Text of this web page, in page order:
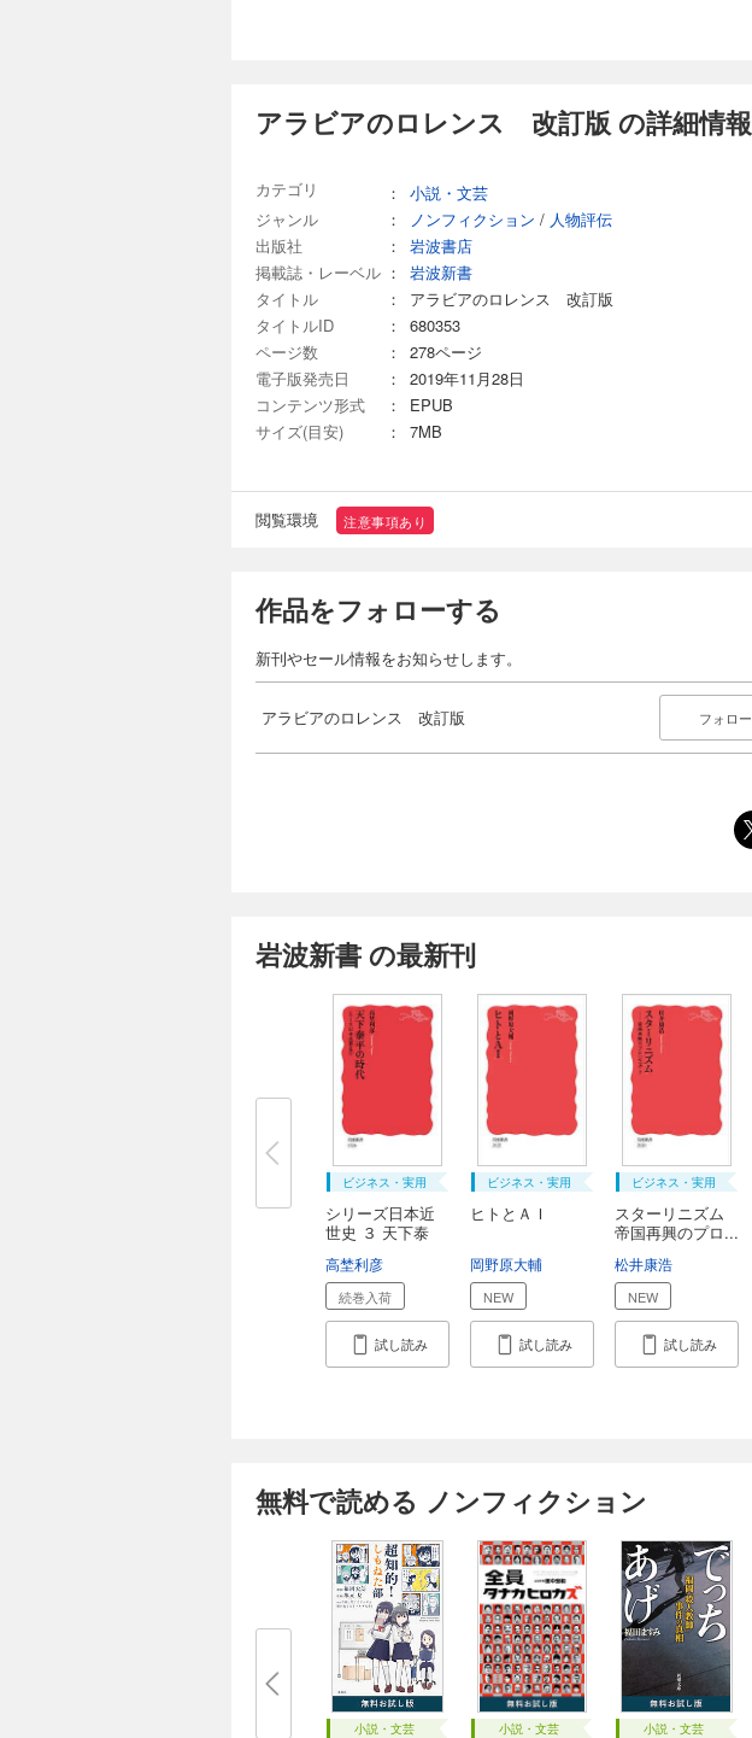
アラビアのロレンス 改訂版 の詳細情報
カテゴリ ：
小説・文芸
ジャンル
： ノンフィクション / 人物評伝
出版社
：
岩波書店
掲載誌・レーベル ：
岩波新書
タイトル
：
アラビアのロレンス 改訂版
タイトルID
：
680353
ページ数
：
278ページ
電子版発売日
：
2019年11月28日
コンテンツ形式
：
EPUB
サイズ(目安)
： 7MB
閲覧環境 注意事項あり
作品をフォローする
新刊やセール情報をお知らせします。
アラビアのロレンス 改訂版 フォロー
岩波新書 の最新刊
ビジネス・実用
シリーズ日本近
世史 ３ 天下泰
高埜利彦
続巻入荷
試し読み
ビジネス・実用
ヒトとＡＩ
岡野原大輔
NEW
試し読み
ビジネス・実用
スターリニズム
帝国再興のプロ...
松井康浩
NEW
試し読み
無料で読める ノンフィクション
小説・文芸 小説・文芸 小説・文芸